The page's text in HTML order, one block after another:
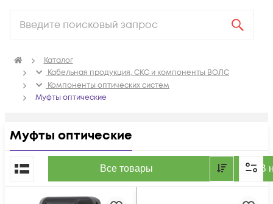
Каталог
Кабельная продукция, СКС и компоненты ВОЛС
Компоненты оптических систем
Муфты оптические
Муфты оптические
Все товары В
По популярности